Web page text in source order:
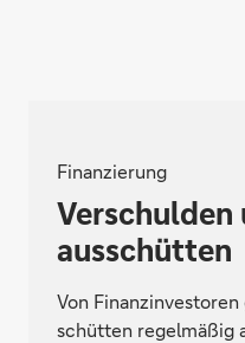
Finanzierung
Verschulden
ausschütten
Von
schütten regelmäßig